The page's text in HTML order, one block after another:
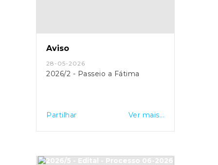
Aviso
28-05-2026
2026/2 - Passeio a Fátima
Partilhar Ver mais...